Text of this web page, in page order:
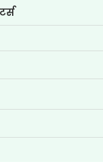
ईएमआई कैलकुलेटर
जीवन